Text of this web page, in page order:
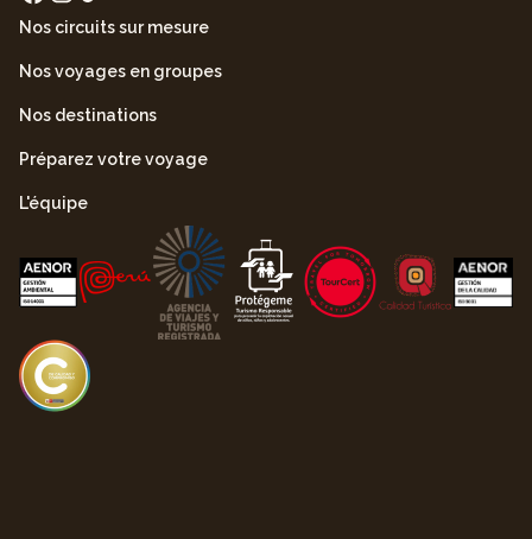
Nos circuits sur mesure
Nos voyages en groupes
Nos destinations
Préparez votre voyage
L'équipe